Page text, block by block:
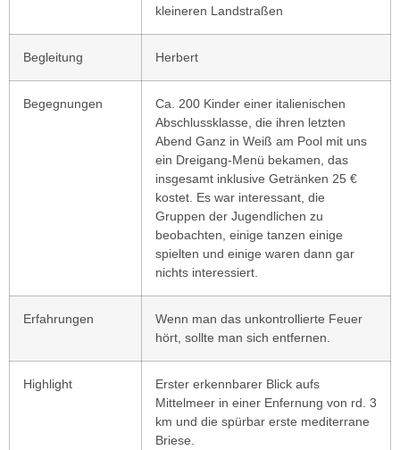
kleineren Landstraßen
Begleitung Herbert
Begegnungen
Ca. 200 Kinder einer italienischen
Abschlussklasse, die ihren letzten
Abend Ganz in Weiß am Pool mit uns
ein Dreigang-Menü bekamen, das
insgesamt inklusive Getränken 25 €
kostet. Es war interessant, die
Gruppen der Jugendlichen zu
beobachten, einige tanzen einige
spielten und einige waren dann gar
nichts interessiert.
Erfahrungen
Wenn man das unkontrollierte Feuer
hört, sollte man sich entfernen.
Highlight
Erster erkennbarer Blick aufs
Mittelmeer in einer Enfernung von rd. 3
km und die spürbar erste mediterrane
Briese.